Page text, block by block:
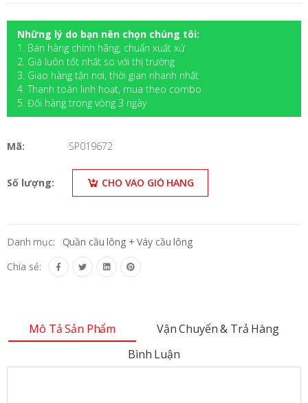
Những lý do bạn nên chọn chúng tôi:
1. Bán hàng chính hãng, chuẩn xuất xứ
2. Giá luôn tốt nhất so với thị trường
3. Giao hàng tận nơi, thời gian nhanh nhất
4. Thanh toán linh hoạt, mua theo combo
5. Đối hàng trong vòng 3 ngày
Mã: SP019672
Số lượng: CHO VÀO GIỎ HÀNG
Danh mục:
Quần cầu lông + Váy cầu lông
Chia sẻ:
Mô Tả Sản Phẩm
Vận Chuyển & Trả Hàng
Bình Luận